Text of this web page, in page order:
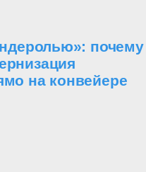
почему
на конвейере